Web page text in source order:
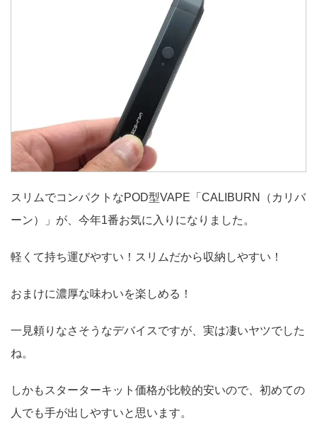
スリムでコンパクトなPOD型VAPE「CALIBURN（カリバ
ーン）」が、今年1番お気に入りになりました。
軽くて持ち運びやすい！スリムだから収納しやすい！
おまけに濃厚な味わいを楽しめる！
一見頼りなさそうなデバイスですが、実は凄いヤツでした
ね。
しかもスターターキット価格が比較的安いので、初めての
人でも手が出しやすいと思います。